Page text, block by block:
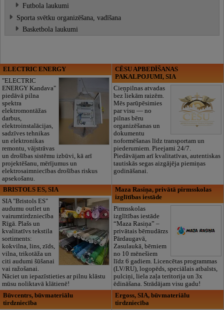
Futbola laukumi
Sporta svētku organizēšana, vadīšana
Basketbola laukumi
ELECTRIC ENERGY
"ELECTRIC
ENERGY Kandava"
piedāvā pilna
spektra
elektromontāžas
darbus,
elektroinstalācijas,
sadzīves tehnikas
un elektronikas
remontu, vājstrāvas
un drošības sistēmu izbūvi, kā arī
projektēšanu, mērījumus un
elektrosaimniecības drošības riskus
apsekošanu.
CĒSU APBEDĪŠANAS
PAKALPOJUMI, SIA
Cieņpilnas atvadas
bez liekām raizēm.
Mēs parūpēsimies
par visu — no
pilnas bēru
organizēšanas un
dokumentu
noformēšanas līdz transportam un
piederumiem. Pieejami 24/7.
Piedāvājam arī kvalitatīvas, autentiskas
tautiskās segas aizgājēja piemiņas
godināšanai.
BRISTOLS ES, SIA
SIA "Bristols ES"
audumu outlet un
vairumtirdzniecība
Rīgā. Plašs un
kvalitatīvs tekstila
sortiments:
kokvilna, lins, zīds,
vilna, trikotāža un
citi audumi šūšanai
vai ražošanai.
Nāciet un iepazīstieties ar pilnu klāstu
mūsu noliktavā klātienē!
Maza Rasiņa, privātā pirmsskolas
izglītības iestāde
Pirmsskolas
izglītības iestāde
“Maza Rasiņa” –
privātais bērnudārzs
Pārdaugavā,
Zasulaukā, bērniem
no 10 mēnešiem
līdz 6 gadiem. Licencētas programmas
(LV/RU), logopēds, speciālais atbalsts,
pulciņi, liela zaļa teritorija un 3x
ēdināšana. Strādājam visu gadu!
Būvcentrs, būvmateriālu
tirdzniecība
Ergoss, SIA, būvmateriālu
tirdzniecība